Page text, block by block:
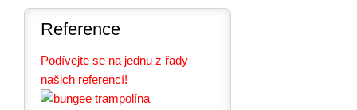
Reference
Podívejte se na jednu z řady
našich referencí!